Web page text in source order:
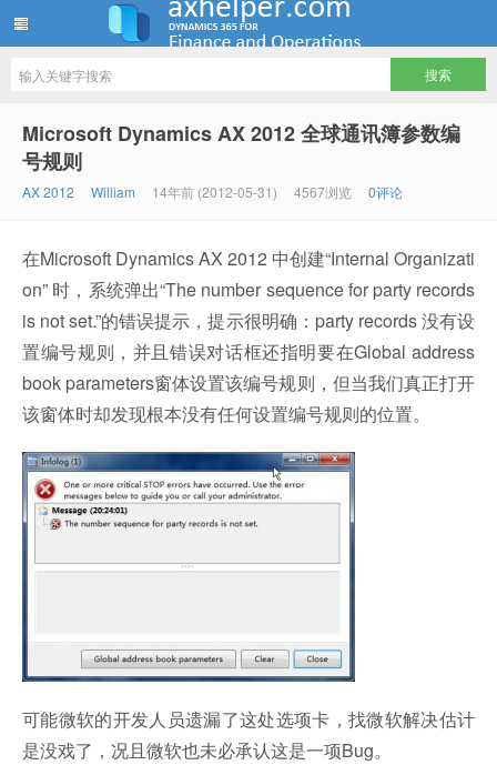
Microsoft Dynamics AX 2012 全球通讯簿参数编
号规则
AX 2012 William 14年前 (2012-05-31) 4567浏览 0评论
在Microsoft Dynamics AX 2012 中创建“Internal Organizati
on” 时，系统弹出“The number sequence for party records
is not set.”的错误提示，提示很明确：party records 没有设
置编号规则，并且错误对话框还指明要在Global address
book parameters窗体设置该编号规则，但当我们真正打开
该窗体时却发现根本没有任何设置编号规则的位置。
可能微软的开发人员遗漏了这处选项卡，找微软解决估计
是没戏了，况且微软也未必承认这是一项Bug。